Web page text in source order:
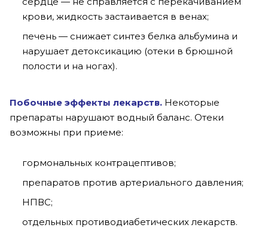
крови, жидкость застаивается в венах;
печень — снижает синтез белка альбумина и
нарушает детоксикацию (отеки в брюшной
полости и на ногах).
Побочные эффекты лекарств. Некоторые
препараты нарушают водный баланс. Отеки
возможны при приеме:
гормональных контрацептивов;
препаратов против артериального давления;
НПВС;
отдельных противодиабетических лекарств.